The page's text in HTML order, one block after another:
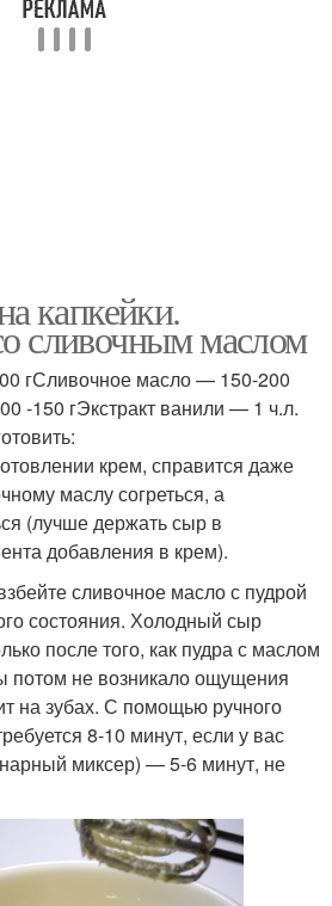
капкейки.
сливочным маслом
гСливочное масло — 150-200
-150 гЭкстракт ванили — 1 ч.л.
крем, справится даже
маслу согреться, а
(лучше держать сыр в
добавления в крем).
сливочное масло с пудрой
состояния. Холодный сыр
после того, как пудра с маслом
потом не возникало ощущения
на зубах. С помощью ручного
8-10 минут, если у вас
миксер) — 5-6 минут, не